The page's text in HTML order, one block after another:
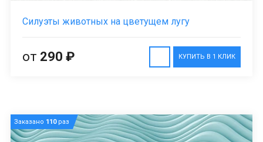
Силуэты животных на цветущем лугу
КУПИТЬ В 1 КЛИК
от 290 ₽
Заказано 110раз